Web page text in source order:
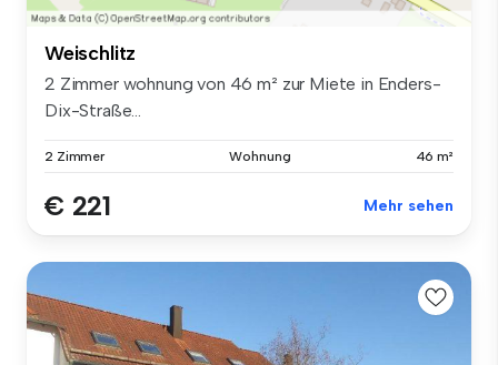
Weischlitz
2 Zimmer wohnung von 46 m² zur Miete in Enders-
Dix-Straße...
2 Zimmer Wohnung 46 m²
€ 221 Mehr sehen